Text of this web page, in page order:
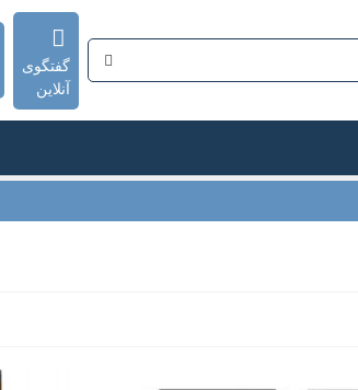
گفتگوی
آنلاین